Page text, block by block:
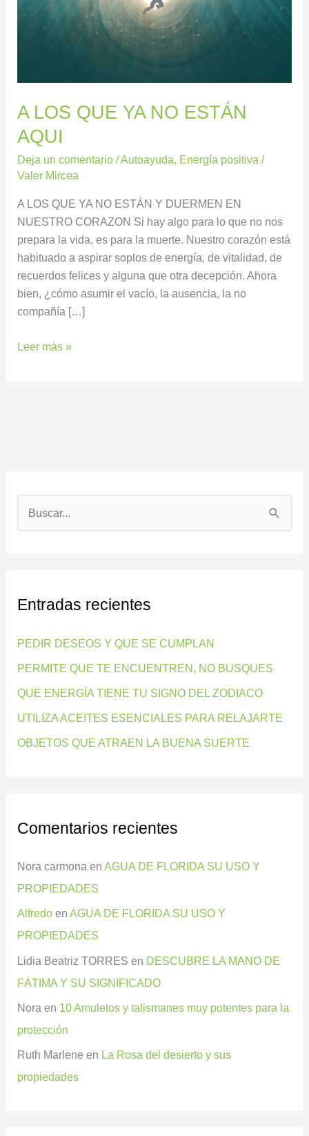
A LOS QUE YA NO ESTÁN
AQUI
Deja un comentario /Autoayuda, Energía positiva /
Valer Mircea
A LOS QUE YA NO ESTÁN Y DUERMEN EN
NUESTRO CORAZON Si hay algo para lo que no nos
prepara la vida, es para la muerte. Nuestro corazón está
habituado a aspirar soplos de energía, de vitalidad, de
recuerdos felices y alguna que otra decepción. Ahora
bien, ¿cómo asumir el vacío, la ausencia, la no
compañía […]
AQUI
Leer más »
a
p
o
r
:
Entradas recientes
PEDIR DESEOS Y QUE SE CUMPLAN
PERMITE QUE TE ENCUENTREN, NO BUSQUES
QUE ENERGÍA TIENE TU SIGNO DEL ZODIACO
UTILIZA ACEITES ESENCIALES PARA RELAJARTE
OBJETOS QUE ATRAEN LA BUENA SUERTE
Comentarios recientes
Nora carmona enAGUA DE FLORIDA SU USO Y
PROPIEDADES
Alfredo enAGUA DE FLORIDA SU USO Y
PROPIEDADES
Lidia Beatriz TORRES en DESCUBRE LA MANO DE
FÁTIMA Y SU SIGNIFICADO
Nora en 10 Amuletos y talismanes muy potentes para la
protección
Ruth Marlene en La Rosa del desierto y sus
propiedades